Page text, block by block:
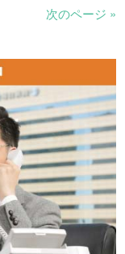
次のページ »